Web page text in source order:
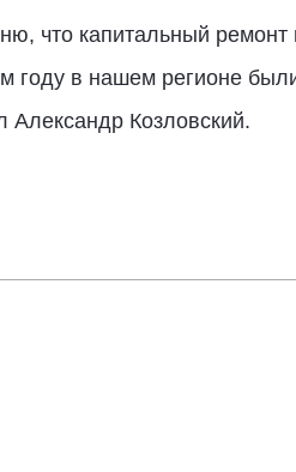
что капитальный
году в нашем регионе
Александр Козловский.